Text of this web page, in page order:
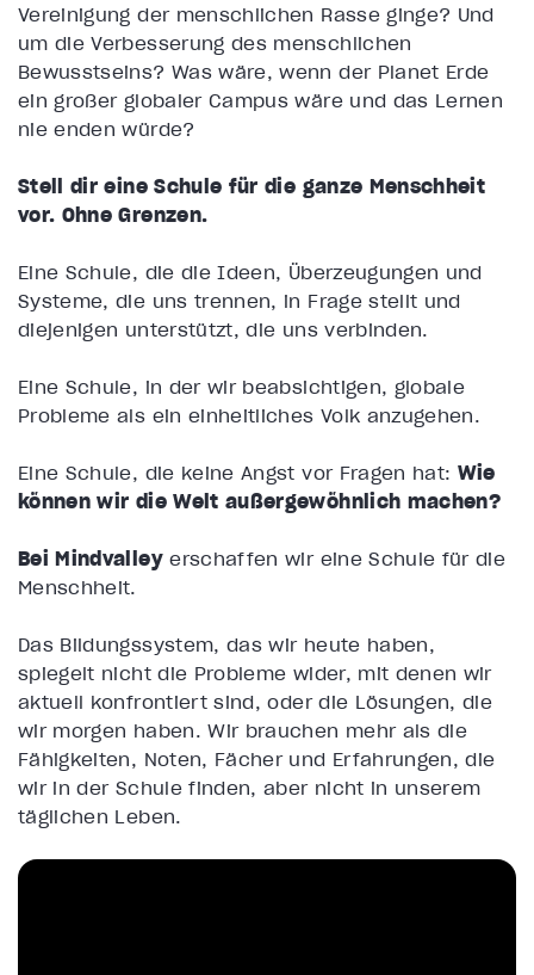
Vereinigung der menschlichen Rasse ginge? Und
um die Verbesserung des menschlichen
Bewusstseins? Was wäre, wenn der Planet Erde
ein großer globaler Campus wäre und das Lernen
nie enden würde?
Stell dir eine Schule für die ganze Menschheit
vor. Ohne Grenzen.
Eine Schule, die die Ideen, Überzeugungen und
Systeme, die uns trennen, in Frage stellt und
diejenigen unterstützt, die uns verbinden.
Eine Schule, in der wir beabsichtigen, globale
Probleme als ein einheitliches Volk anzugehen.
Eine Schule, die keine Angst vor Fragen hat: Wie
können wir die Welt außergewöhnlich machen?
Bei Mindvalleyerschaffen wir eine Schule für die
Menschheit.
Das Bildungssystem, das wir heute haben,
spiegelt nicht die Probleme wider, mit denen wir
aktuell konfrontiert sind, oder die Lösungen, die
wir morgen haben. Wir brauchen mehr als die
Fähigkeiten, Noten, Fächer und Erfahrungen, die
wir in der Schule finden, aber nicht in unserem
täglichen Leben.